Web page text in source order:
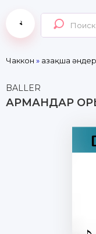
Чаккон » Қазақша әндер
BALLER
АРМАНДАР